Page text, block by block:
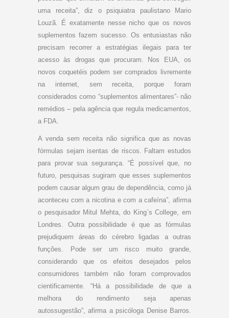
uma receita”, diz o psiquiatra paulistano Mario
Louzã. É exatamente nesse nicho que os novos
suplementos fazem sucesso. Os entusiastas não
precisam recorrer a estratégias ilegais para ter
acesso às drogas que procuram. Nos EUA, os
novos coquetéis podem ser comprados livremente
na internet, sem receita, porque foram
considerados como “suplementos alimentares”- não
remédios – pela agência que regula medicamentos,
a FDA.
A venda sem receita não significa que as novas
fórmulas sejam isentas de riscos. Faltam estudos
para provar sua segurança. “É possível que, no
futuro, pesquisas sugiram que esses suplementos
podem causar algum grau de dependência, como já
aconteceu com a nicotina e com a cafeína”, afirma
o pesquisador Mitul Mehta, do King`s College, em
Londres. Outra possibilidade é que as fórmulas
prejudiquem áreas do cérebro ligadas a outras
funções. Pode ser um risco muito grande,
considerando que os efeitos desejados pelos
consumidores também não foram comprovados
cientificamente. “Há a possibilidade de que a
melhora do rendimento seja apenas
autossugestão”, afirma a psicóloga Denise Barros.